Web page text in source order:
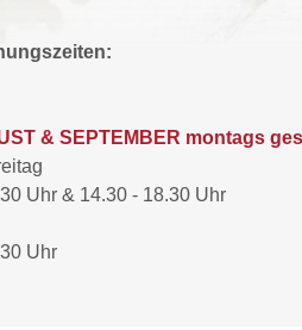
& SEPTEMBER montags
Uhr & 14.30 - 18.30 Uhr
Uhr